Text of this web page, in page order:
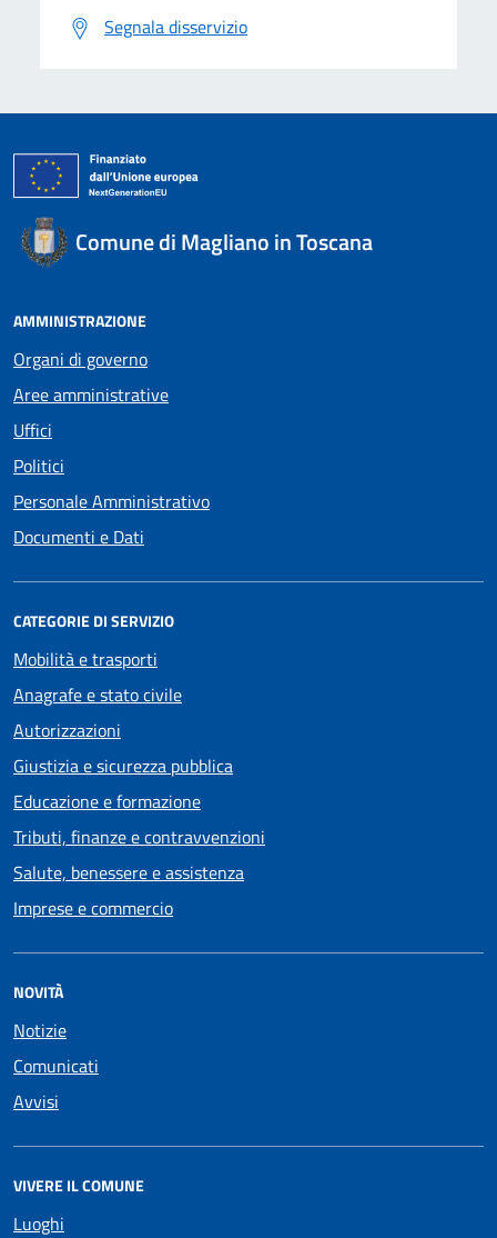
Segnala disservizio
Comune di Magliano in Toscana
AMMINISTRAZIONE
Organi di governo
Aree amministrative
Uffici
Politici
Personale Amministrativo
Documenti e Dati
CATEGORIE DI SERVIZIO
Mobilità e trasporti
Anagrafe e stato civile
Autorizzazioni
Giustizia e sicurezza pubblica
Educazione e formazione
Tributi, finanze e contravvenzioni
Salute, benessere e assistenza
Imprese e commercio
NOVITÀ
Notizie
Comunicati
Avvisi
VIVERE IL COMUNE
Luoghi